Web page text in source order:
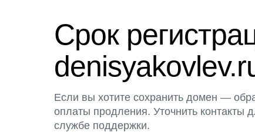
Срок
Если вы хотите сохранить домен —
оплаты продления. Уточнить контакты
службе поддержки.